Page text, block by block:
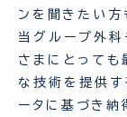
ンを聞きたい方
当グループ外科
さまにとっても
な技術を提供す
ータに基づき納